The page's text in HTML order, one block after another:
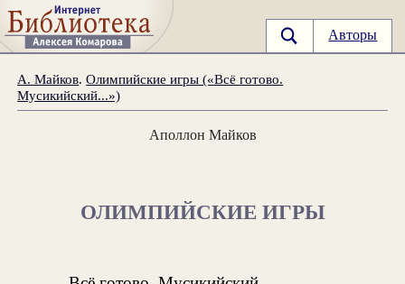
Авторы
А. Майков.Олимпийские игры («Всё готово.
Мусикийский...»)
Аполлон Майков
ОЛИМПИЙСКИЕ ИГРЫ